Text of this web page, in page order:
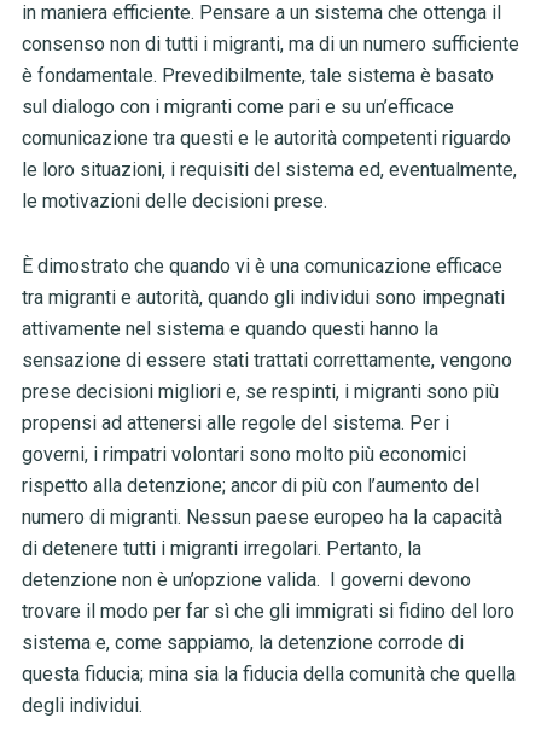
in maniera efficiente. Pensare a un sistema che ottenga il
consenso non di tutti i migranti, ma di un numero sufficiente
è fondamentale. Prevedibilmente, tale sistema è basato
sul dialogo con i migranti come pari e su un’efficace
comunicazione tra questi e le autorità competenti riguardo
le loro situazioni, i requisiti del sistema ed, eventualmente,
le motivazioni delle decisioni prese.
È dimostrato che quando vi è una comunicazione efficace
tra migranti e autorità, quando gli individui sono impegnati
attivamente nel sistema e quando questi hanno la
sensazione di essere stati trattati correttamente, vengono
prese decisioni migliori e, se respinti, i migranti sono più
propensi ad attenersi alle regole del sistema. Per i
governi, i rimpatri volontari sono molto più economici
rispetto alla detenzione; ancor di più con l’aumento del
numero di migranti. Nessun paese europeo ha la capacità
di detenere tutti i migranti irregolari. Pertanto, la
detenzione non è un’opzione valida. I governi devono
trovare il modo per far sì che gli immigrati si fidino del loro
sistema e, come sappiamo, la detenzione corrode di
questa fiducia; mina sia la fiducia della comunità che quella
degli individui.